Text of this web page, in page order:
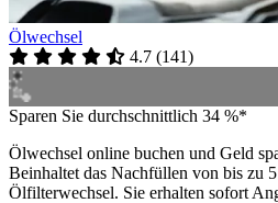
Ölwechsel
4.7 (141)
Sparen Sie durchschnittlich 34 %*
Ölwechsel online buchen und Geld
Beinhaltet das Nachfüllen von bis zu
Ölfilterwechsel. Sie erhalten sofort